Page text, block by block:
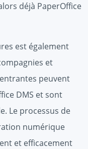
déjà PaperOffice
est également
et
peuvent
DMS et sont
Le processus de
numérique
et efficacement